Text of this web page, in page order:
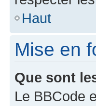
Haut
Mise en
Que sont
Le BBCode